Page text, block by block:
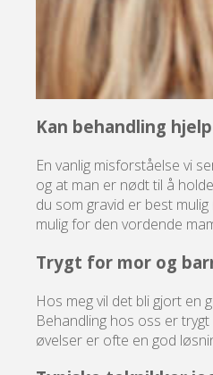
Kan behandling
En vanlig misforståelse vi
og at man er nødt til å
du som gravid er best
mulig for den vordende
Trygt for mor og
Hos meg vil det bli gjort en
Behandling hos oss er
øvelser er ofte en god